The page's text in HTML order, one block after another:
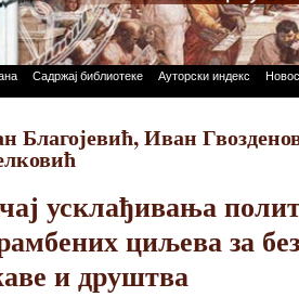
Садржај библиотеке Ауторски индекс
Благојевић, Иван
усклађивања
циљева за
и друштва